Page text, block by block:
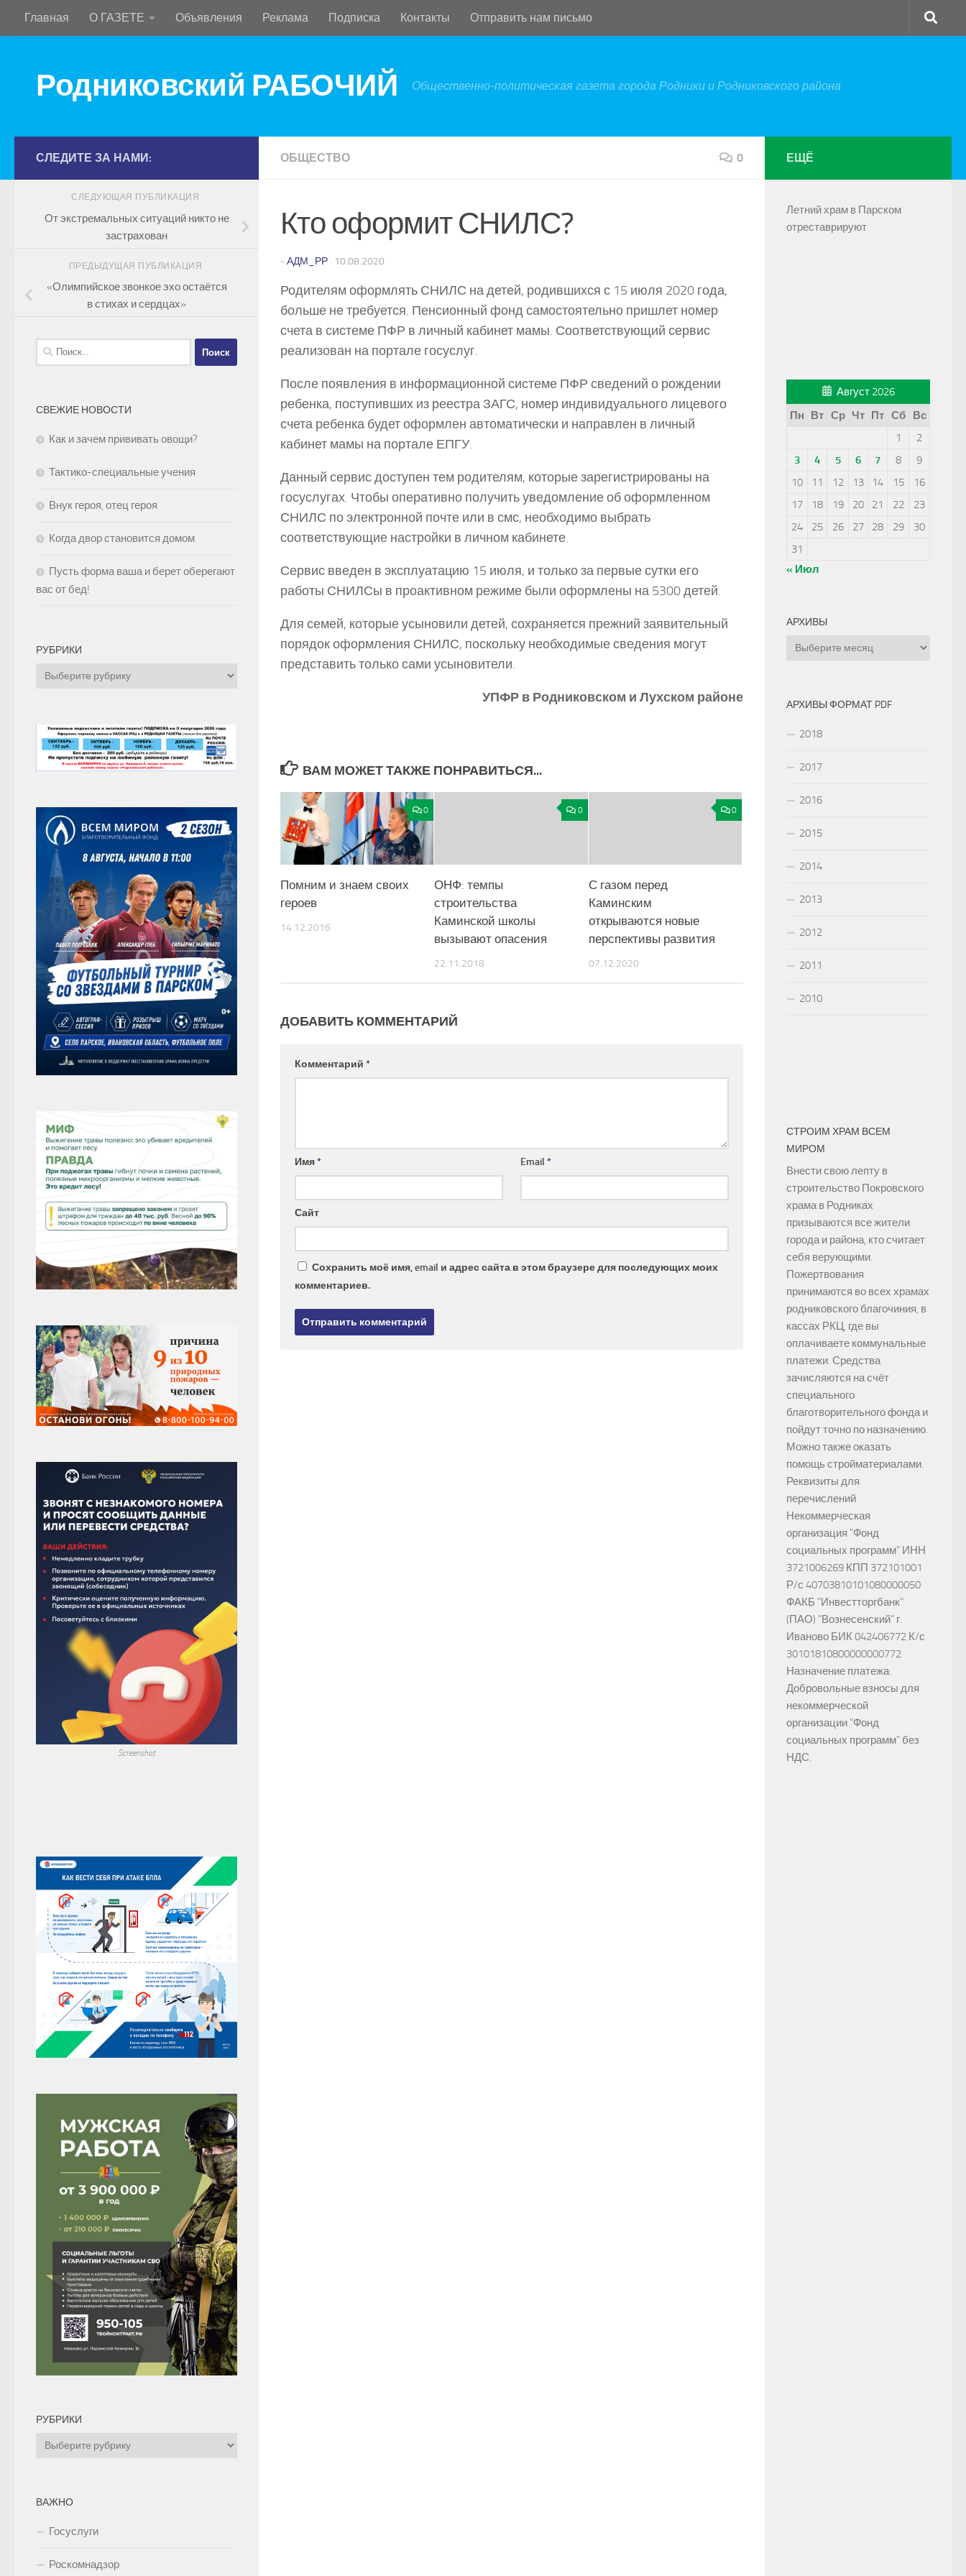
Перейти к содержимому
Главная О ГАЗЕТЕ Объявления Реклама Подписка Контакты Отправить нам письмо
Родниковский РАБОЧИЙ Общественно-политическая газета города Родники и Родниковского района
ОБЩЕСТВО 0
Кто оформит СНИЛС?
- АДМ_РР · 10.08.2020
Родителям оформлять СНИЛС на детей, родившихся с 15 июля 2020 года,
больше не требуется. Пенсионный фонд самостоятельно пришлет номер
счета в системе ПФР в личный кабинет мамы. Соответствующий сервис
реализован на портале госуслуг.
После появления в информационной системе ПФР сведений о рождении
ребенка, поступивших из реестра ЗАГС, номер индивидуального лицевого
счета ребенка будет оформлен автоматически и направлен в личный
кабинет мамы на портале ЕПГУ.
Данный сервис доступен тем родителям, которые зарегистрированы на
госуслугах. Чтобы оперативно получить уведомление об оформленном
СНИЛС по электронной почте или в смс, необходимо выбрать
соответствующие настройки в личном кабинете.
Сервис введен в эксплуатацию 15 июля, и только за первые сутки его
работы СНИЛСы в проактивном режиме были оформлены на 5300 детей.
Для семей, которые усыновили детей, сохраняется прежний заявительный
порядок оформления СНИЛС, поскольку необходимые сведения могут
представить только сами усыновители.
УПФР в Родниковском и Лухском районе
ВАМ МОЖЕТ ТАКЖЕ ПОНРАВИТЬСЯ...
0
Помним и знаем своих
героев
14.12.2016
0
ОНФ: темпы
строительства
Каминской школы
вызывают опасения
22.11.2018
0
С газом перед
Каминским
открываются новые
перспективы развития
07.12.2020
ДОБАВИТЬ КОММЕНТАРИЙ
Комментарий *
Имя* Email*
Сайт
Сохранить моё имя, email и адрес сайта в этом браузере для последующих моих
комментариев.
СЛЕДИТЕ ЗА НАМИ:
СЛЕДУЮЩАЯ ПУБЛИКАЦИЯ
От экстремальных ситуаций никто не
застрахован
ПРЕДЫДУЩАЯ ПУБЛИКАЦИЯ
«Олимпийское звонкое эхо остаётся
в стихах и сердцах»
Найти:
СВЕЖИЕ НОВОСТИ
Как и зачем прививать овощи?
Тактико-специальные учения
Внук героя, отец героя
Когда двор становится домом
Пусть форма ваша и берет оберегают
вас от бед!
РУБРИКИ
Рубрики
Screenshot
РУБРИКИ
Рубрики
ВАЖНО
Госуслуги
Роскомнадзор
ЕЩЁ
Летний храм в Парском
отреставрируют
Август 2026
Пн
Вт Ср Чт Пт Сб
Вс
1
2
3
4 5 6 7 8
9
10
11 12 13 14 15
16
17
18 19 20 21 22
23
24
25 26 27 28 29
30
31
« Июл
АРХИВЫ
Архивы
АРХИВЫ ФОРМАТ PDF
2018
2017
2016
2015
2014
2013
2012
2011
2010
СТРОИМ ХРАМ ВСЕМ
МИРОМ
Внести свою лепту в
строительство Покровского
храма в Родниках
призываются все жители
города и района, кто считает
себя верующими.
Пожертвования
принимаются во всех храмах
родниковского благочиния, в
кассах РКЦ, где вы
оплачиваете коммунальные
платежи. Средства
зачисляются на счёт
специального
благотворительного фонда и
пойдут точно по назначению.
Можно также оказать
помощь стройматериалами.
Реквизиты для
перечислений
Некоммерческая
организация "Фонд
социальных программ" ИНН
3721006269 КПП 372101001
Р/с 40703810101080000050
ФАКБ "Инвестторгбанк"
(ПАО) "Вознесенский" г.
Иваново БИК 042406772 К/с
30101810800000000772
Назначение платежа:
Добровольные взносы для
некоммерческой
организации "Фонд
социальных программ" без
НДС.